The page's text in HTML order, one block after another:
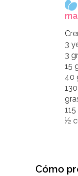
3
3
15
40
½
Cómo